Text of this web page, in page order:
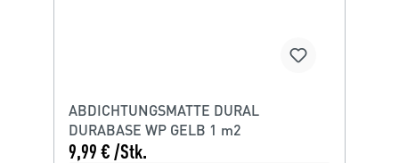
ABDICHTUNGSMATTE DURAL
DURABASE WP GELB 1 m2
9,99 € /Stk.